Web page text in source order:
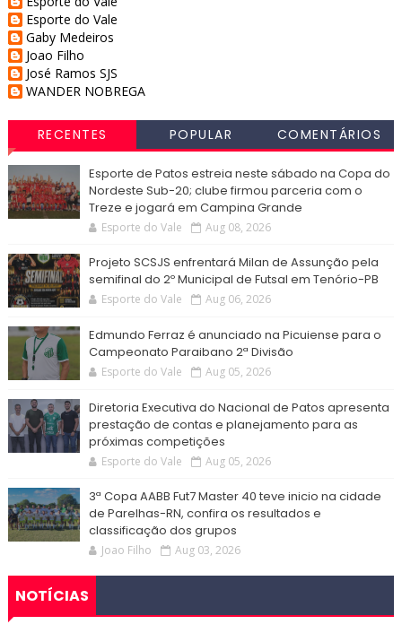
Esporte do Vale
Gaby Medeiros
Joao Filho
José Ramos SJS
WANDER NOBREGA
RECENTES POPULAR COMENTÁRIOS
Esporte de Patos estreia neste sábado na Copa do
Nordeste Sub-20; clube firmou parceria com o
Treze e jogará em Campina Grande
Esporte do Vale Aug 08, 2026
Projeto SCSJS enfrentará Milan de Assunção pela
semifinal do 2º Municipal de Futsal em Tenório-PB
Esporte do Vale Aug 06, 2026
Edmundo Ferraz é anunciado na Picuiense para o
Campeonato Paraibano 2ª Divisão
Esporte do Vale Aug 05, 2026
Diretoria Executiva do Nacional de Patos apresenta
prestação de contas e planejamento para as
próximas competições
Esporte do Vale Aug 05, 2026
3ª Copa AABB Fut7 Master 40 teve inicio na cidade
de Parelhas-RN, confira os resultados e
classificação dos grupos
Joao Filho Aug 03, 2026
NOTÍCIAS